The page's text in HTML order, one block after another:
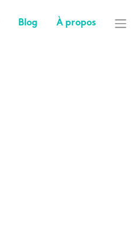
Blog À propos